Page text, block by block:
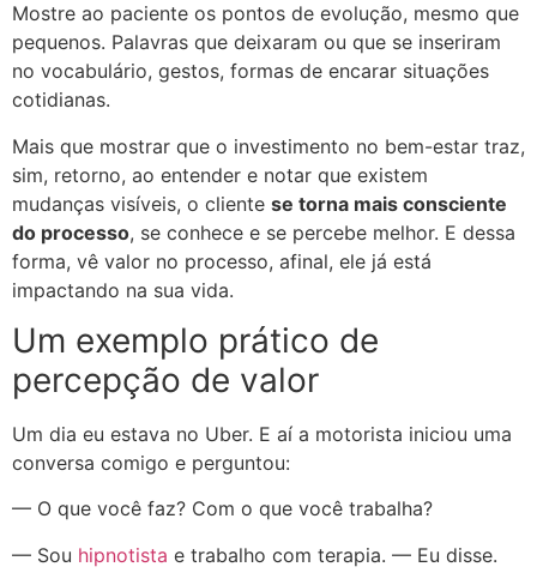
Mostre ao paciente os pontos de evolução, mesmo que
pequenos. Palavras que deixaram ou que se inseriram
no vocabulário, gestos, formas de encarar situações
cotidianas.
Mais que mostrar que o investimento no bem-estar traz,
sim, retorno, ao entender e notar que existem
mudanças visíveis, o cliente se torna mais consciente
do processo, se conhece e se percebe melhor. E dessa
forma, vê valor no processo, afinal, ele já está
impactando na sua vida.
Um exemplo prático de
percepção de valor
Um dia eu estava no Uber. E aí a motorista iniciou uma
conversa comigo e perguntou:
— O que você faz? Com o que você trabalha?
— Sou hipnotista e trabalho com terapia. — Eu disse.